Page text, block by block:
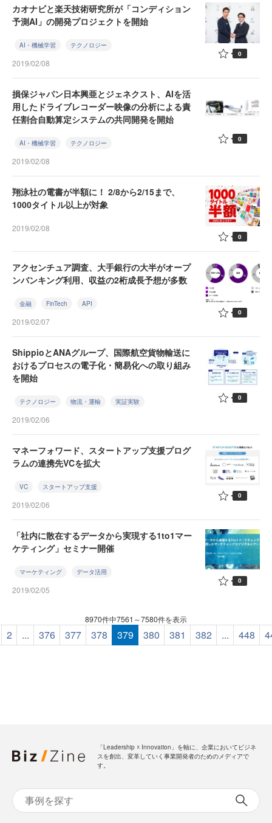
カオナビと楽天技術研究所が「コンディション
予測AI」の開発プロジェクトを開始
AI・機械学習 テクノロジー
2019/02/08
0
損保ジャパン日本興亜とジェネクスト、AIを活
用したドライブレコーダー映像の分析による責
任割合自動算定システムの共同開発を開始
AI・機械学習 テクノロジー
2019/02/08
0
翔泳社の電書が半額に！ 2/8から2/15まで、
1000タイトル以上が対象
2019/02/08
0
アクセンチュア調査、大手銀行の大半がオープ
ンバンキング利用、収益の2桁成長予想が多数
金融 FinTech API
2019/02/07
0
ShippioとANAグループ、国際航空貨物輸送に
おけるプロセスの電子化・簡易化への取り組み
を開始
テクノロジー 物流・運輸 実証実験
2019/02/06
0
マネーフォワード、スタートアップ支援プログ
ラムの連携先VCを拡大
VC スタートアップ支援
2019/02/06
0
「社内に散在するデータから実現する1to1マー
ケティング」セミナー開催
マーケティング データ活用
2019/02/05
0
8970件中7561～7580件を表示
2 ... 376 377 378 379 380 381 382 ... 448
「Leadership ☓ Innovation」を軸に、企業においてビジネ
スを創出、変革していく事業開発者のためのメディアで
す。